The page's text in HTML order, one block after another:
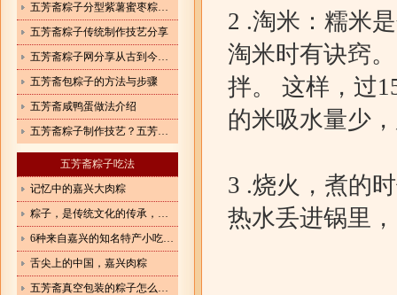
五芳斋粽子分型紫薯蜜枣粽怎么做好吃
五芳斋粽子传统制作技艺分享
五芳斋粽子网分享从古到今的粽子做法
五芳斋包粽子的方法与步骤
五芳斋咸鸭蛋做法介绍
五芳斋粽子制作技艺？五芳斋粽子怎么做？
五芳斋粽子吃法
记忆中的嘉兴大肉粽
粽子，是传统文化的传承，更是体现了一种情怀
6种来自嘉兴的知名特产小吃，作为嘉兴人，你吃过几种？
舌尖上的中国，嘉兴肉粽
五芳斋真空包装的粽子怎么加热
2 .淘米：糯米
淘米时有诀窍
拌。 这样，过
的米吸水量少
3 .烧火，煮的
热水丢进锅里